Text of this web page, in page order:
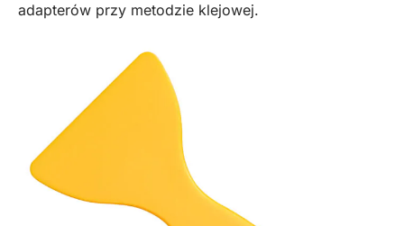
adapterów przy metodzie klejowej.